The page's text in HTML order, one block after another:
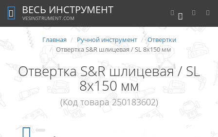
0
ВЕСЬ ИНСТРУМЕНТ
VESINSTRUMENT.COM
Главная Ручной инструмент
Отвертки
Отвертка S&R шлицевая / SL 8х150 мм
Отвертка S&R шлицевая / SL
8х150 мм
(Код товара 250183602)